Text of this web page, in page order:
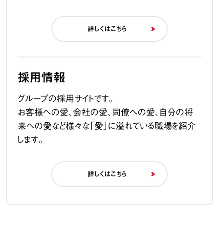
詳しくはこちら
採用情報
グループの採用サイトです。
お客様への愛、会社の愛、同僚への愛、自分の将
来への愛など様々な「愛」に溢れている職場を紹介
します。
詳しくはこちら